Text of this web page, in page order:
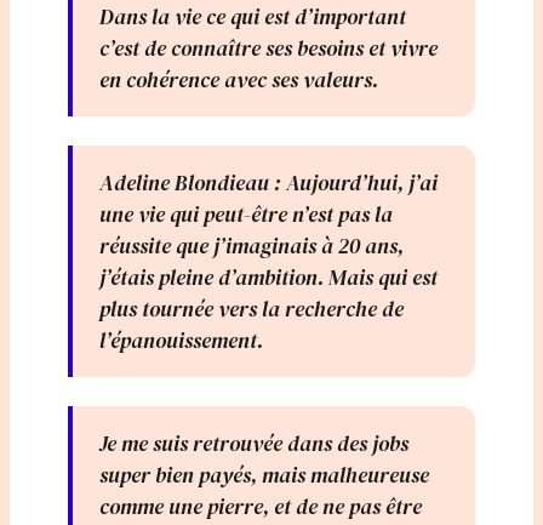
Dans la vie ce qui est d’important
c’est de connaître ses besoins et vivre
en cohérence avec ses valeurs.
Adeline Blondieau : Aujourd’hui, j’ai
une vie qui peut-être n’est pas la
réussite que j’imaginais à 20 ans,
j’étais pleine d’ambition. Mais qui est
plus tournée vers la recherche de
l’épanouissement.
Je me suis retrouvée dans des jobs
super bien payés, mais malheureuse
comme une pierre, et de ne pas être